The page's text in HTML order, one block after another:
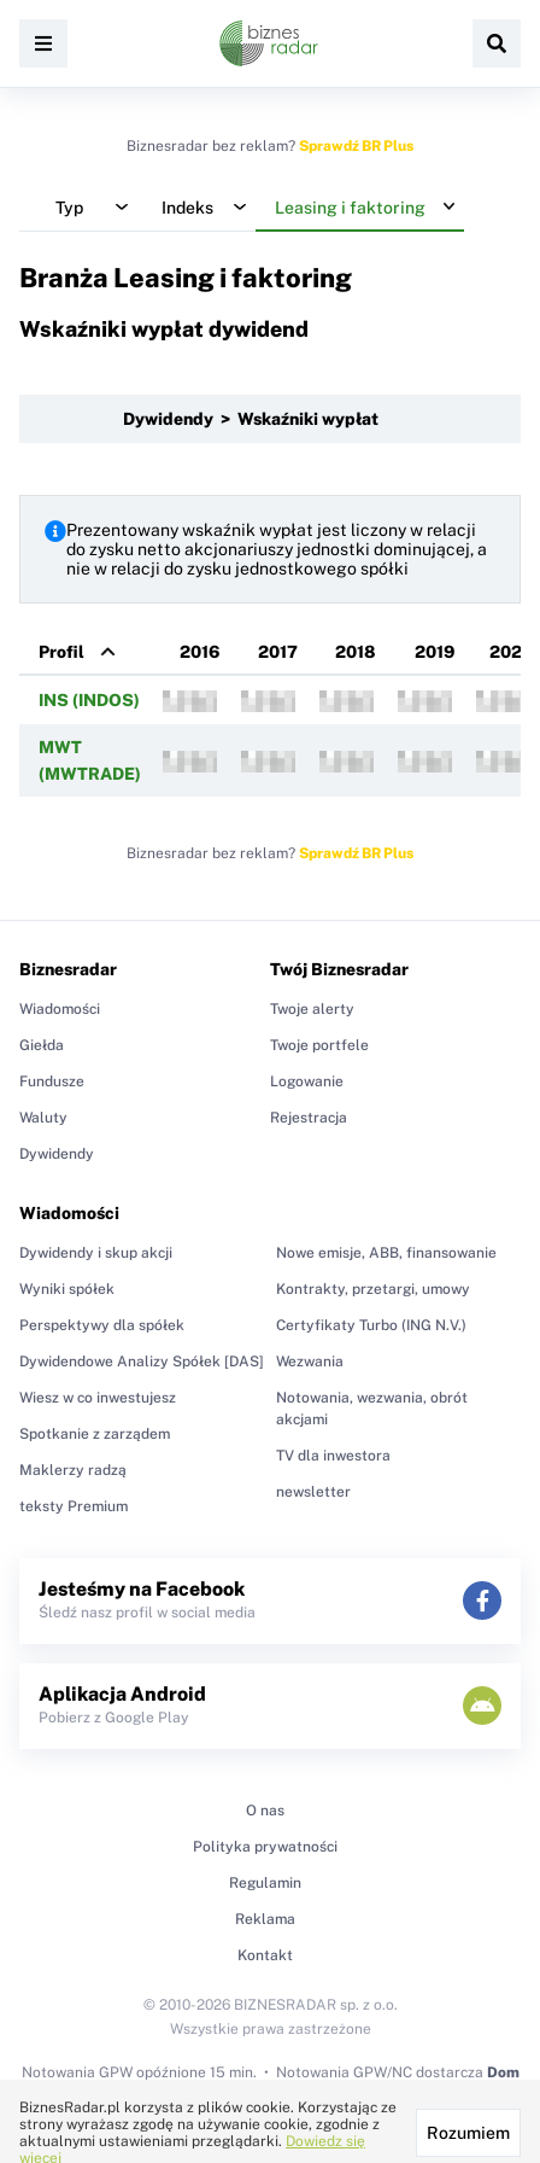
Biznesradar bez reklam? Sprawdź BR Plus
Typ Indeks Leasing i faktoring
Branża Leasing i faktoring
Wskaźniki wypłat dywidend
Dywidendy > Wskaźniki wypłat
Prezentowany wskaźnik wypłat jest liczony w relacji
do zysku netto akcjonariuszy jednostki dominującej, a
nie w relacji do zysku jednostkowego spółki
Profil 2016 2017 2018 2019 2020
INS (INDOS)
MWT
(MWTRADE)
Biznesradar bez reklam? Sprawdź BR Plus
Biznesradar
Wiadomości
Giełda
Fundusze
Waluty
Dywidendy
Wiadomości
Dywidendy i skup akcji
Wyniki spółek
Perspektywy dla spółek
Dywidendowe Analizy Spółek [DAS]
Wiesz w co inwestujesz
Spotkanie z zarządem
Maklerzy radzą
teksty Premium
Nowe emisje, ABB, finansowanie
Kontrakty, przetargi, umowy
Certyfikaty Turbo (ING N.V.)
Wezwania
Notowania, wezwania, obrót
akcjami
TV dla inwestora
newsletter
Twój Biznesradar
Twoje alerty
Twoje portfele
Logowanie
Rejestracja
Jesteśmy na Facebook
Śledź nasz profil w social media
Aplikacja Android
Pobierz z Google Play
O nas
Polityka prywatności
Regulamin
Reklama
Kontakt
Notowania GPWopóźnione 15 min. Notowania GPW/NC dostarcza Dom
© 2010-2026 BIZNESRADAR sp. z o.o.
Wszystkie prawa zastrzeżone
Technologię dostarcza:
BiznesRadar.pl korzysta z plików cookie. Korzystając ze
strony wyrażasz zgodę na używanie cookie, zgodnie z
aktualnymi ustawieniami przeglądarki. Dowiedz się
więcej
Rozumiem